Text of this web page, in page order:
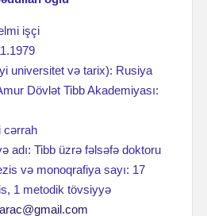
işçi
universitet və tarix): Rusiya
Dövlət Tibb Akademiyası:
cərrah
adı: Tibb üzrə fəlsəfə doktoru
və monoqrafiya sayı: 17
1 metodik tövsiyyə